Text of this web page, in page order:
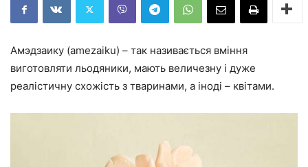
Амэдзаику (amezaiku) – так називається вміння
виготовляти льодяники, мають величезну і дуже
реалістичну схожість з тваринами, а іноді – квітами.